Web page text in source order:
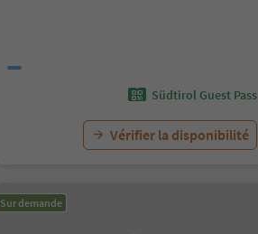
Südtirol Guest Pass
Vérifier la disponibilité
Sur demande